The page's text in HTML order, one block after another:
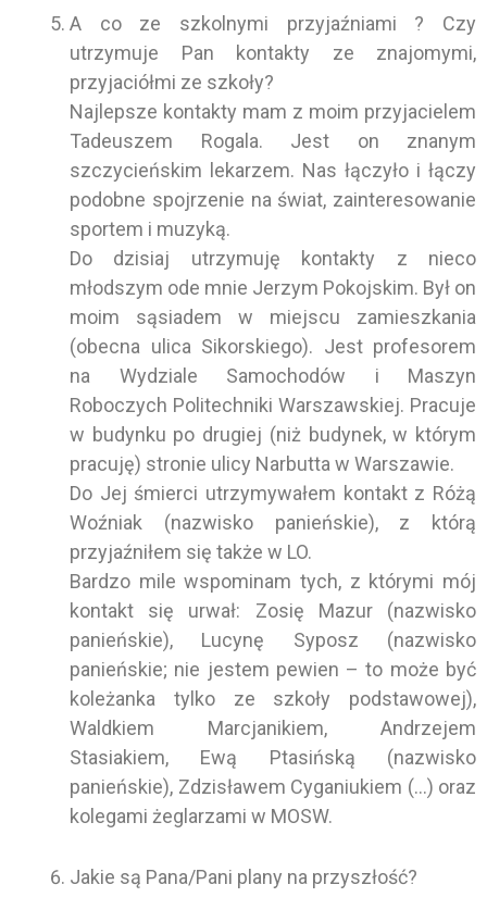
A co ze szkolnymi przyjaźniami ? Czy
utrzymuje Pan kontakty ze znajomymi,
przyjaciółmi ze szkoły?
Najlepsze kontakty mam z moim przyjacielem
Tadeuszem Rogala. Jest on znanym
szczycieńskim lekarzem. Nas łączyło i łączy
podobne spojrzenie na świat, zainteresowanie
sportem i muzyką.
Do dzisiaj utrzymuję kontakty z nieco
młodszym ode mnie Jerzym Pokojskim. Był on
moim sąsiadem w miejscu zamieszkania
(obecna ulica Sikorskiego). Jest profesorem
na Wydziale Samochodów i Maszyn
Roboczych Politechniki Warszawskiej. Pracuje
w budynku po drugiej (niż budynek, w którym
pracuję) stronie ulicy Narbutta w Warszawie.
Do Jej śmierci utrzymywałem kontakt z Różą
Woźniak (nazwisko panieńskie), z którą
przyjaźniłem się także w LO.
Bardzo mile wspominam tych, z którymi mój
kontakt się urwał: Zosię Mazur (nazwisko
panieńskie), Lucynę Syposz (nazwisko
panieńskie; nie jestem pewien – to może być
koleżanka tylko ze szkoły podstawowej),
Waldkiem Marcjanikiem, Andrzejem
Stasiakiem, Ewą Ptasińską (nazwisko
panieńskie), Zdzisławem Cyganiukiem (…) oraz
kolegami żeglarzami w MOSW.
Jakie są Pana/Pani plany na przyszłość?